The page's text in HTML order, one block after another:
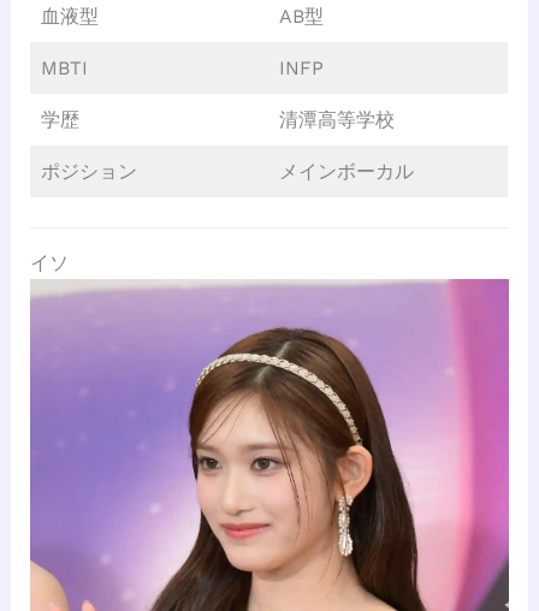
血液型 AB型
MBTI INFP
学歴 清潭高等学校
ポジション メインボーカル
イソ